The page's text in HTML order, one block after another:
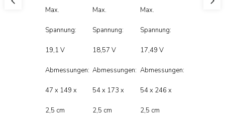
Max.
Spannung:
19,1 V
Abmessungen:
47 x 149 x
2,5 cm
Max.
Spannung:
18,57 V
Abmessungen:
54 x 173 x
2,5 cm
Max.
Spannung:
17,49 V
Abmessungen:
54 x 246 x
2,5 cm